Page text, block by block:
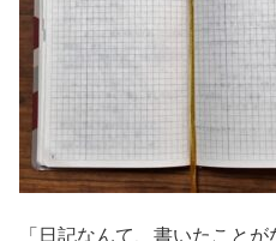
「日記なんて、書いたこと